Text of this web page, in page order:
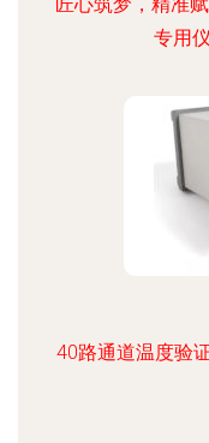
专用
40路通道温度验